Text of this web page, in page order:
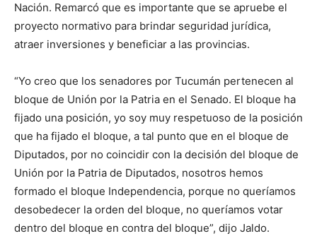
Nación. Remarcó que es importante que se apruebe el
proyecto normativo para brindar seguridad jurídica,
atraer inversiones y beneficiar a las provincias.
“Yo creo que los senadores por Tucumán pertenecen al
bloque de Unión por la Patria en el Senado. El bloque ha
fijado una posición, yo soy muy respetuoso de la posición
que ha fijado el bloque, a tal punto que en el bloque de
Diputados, por no coincidir con la decisión del bloque de
Unión por la Patria de Diputados, nosotros hemos
formado el bloque Independencia, porque no queríamos
desobedecer la orden del bloque, no queríamos votar
dentro del bloque en contra del bloque”, dijo Jaldo.